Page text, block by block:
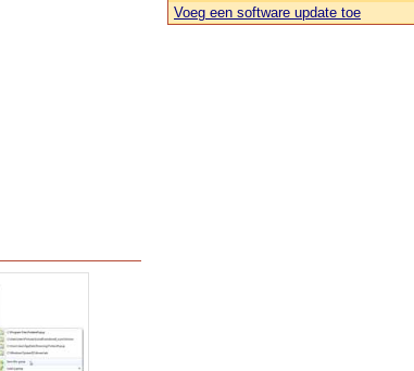
Voeg een software update toe